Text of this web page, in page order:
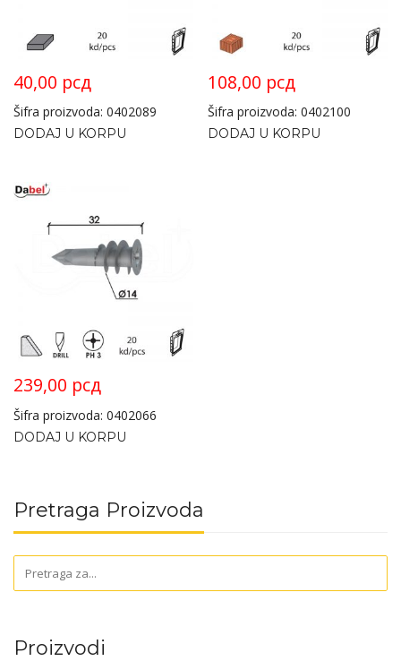
40,00 рсд
Šifra proizvoda: 0402089
DODAJ U KORPU
108,00 рсд
Šifra proizvoda: 0402100
DODAJ U KORPU
239,00 рсд
Šifra proizvoda: 0402066
DODAJ U KORPU
Pretraga Proizvoda
Proizvodi